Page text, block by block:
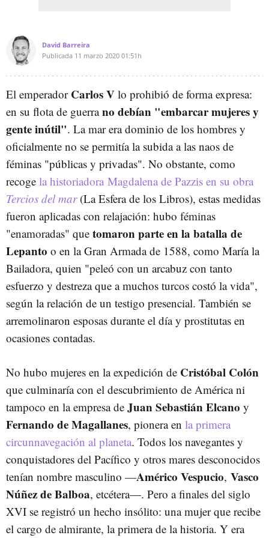
David Barreira
Publicada 11 marzo 2020 01:51h
El emperador Carlos V lo prohibió de forma expresa:
en su flota de guerrano debían "embarcar mujeres y
gente inútil". La mar era dominio de los hombres y
oficialmente no se permitía la subida a las naos de
féminas "públicas y privadas". No obstante, como
recoge la historiadora Magdalena de Pazzis en su obra
Tercios del mar(La Esfera de los Libros), estas medidas
fueron aplicadas con relajación: hubo féminas
"enamoradas" que tomaron parte en la batalla de
Lepanto o en la Gran Armada de 1588, como María la
Bailadora, quien "peleó con un arcabuz con tanto
esfuerzo y destreza que a muchos turcos costó la vida",
según la relación de un testigo presencial. También se
arremolinaron esposas durante el día y prostitutas en
ocasiones contadas.
No hubo mujeres en la expedición de Cristóbal Colón
que culminaría con el descubrimiento de América ni
tampoco en la empresa de Juan Sebastián Elcano y
Fernando de Magallanes, pionera en la primera
circunnavegación al planeta. Todos los navegantes y
conquistadores del Pacífico y otros mares desconocidos
tenían nombre masculino —Américo Vespucio, Vasco
Núñez de Balboa, etcétera—. Pero a finales del siglo
XVI se registró un hecho insólito: una mujer que recibe
el cargo de almirante, la primera de la historia. Y era